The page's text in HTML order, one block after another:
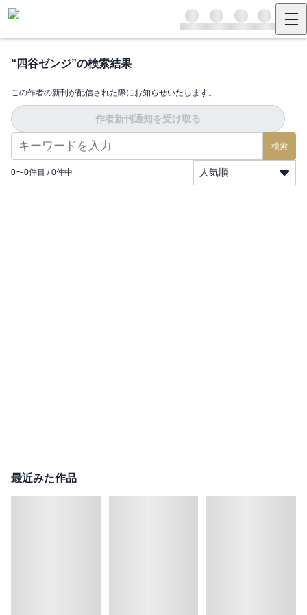
“ 四谷ゼンジ”の検索結果
この作者の新刊が配信された際にお知らせいたします。
作者新刊通知を受け取る
検索
0〜0件目 / 0件中 人気順
最近みた作品